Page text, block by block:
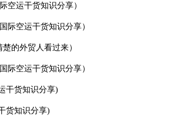
空运干货知识分享）
际空运干货知识分享）
的外贸人看过来）
际空运干货知识分享）
干货知识分享)
货知识分享)